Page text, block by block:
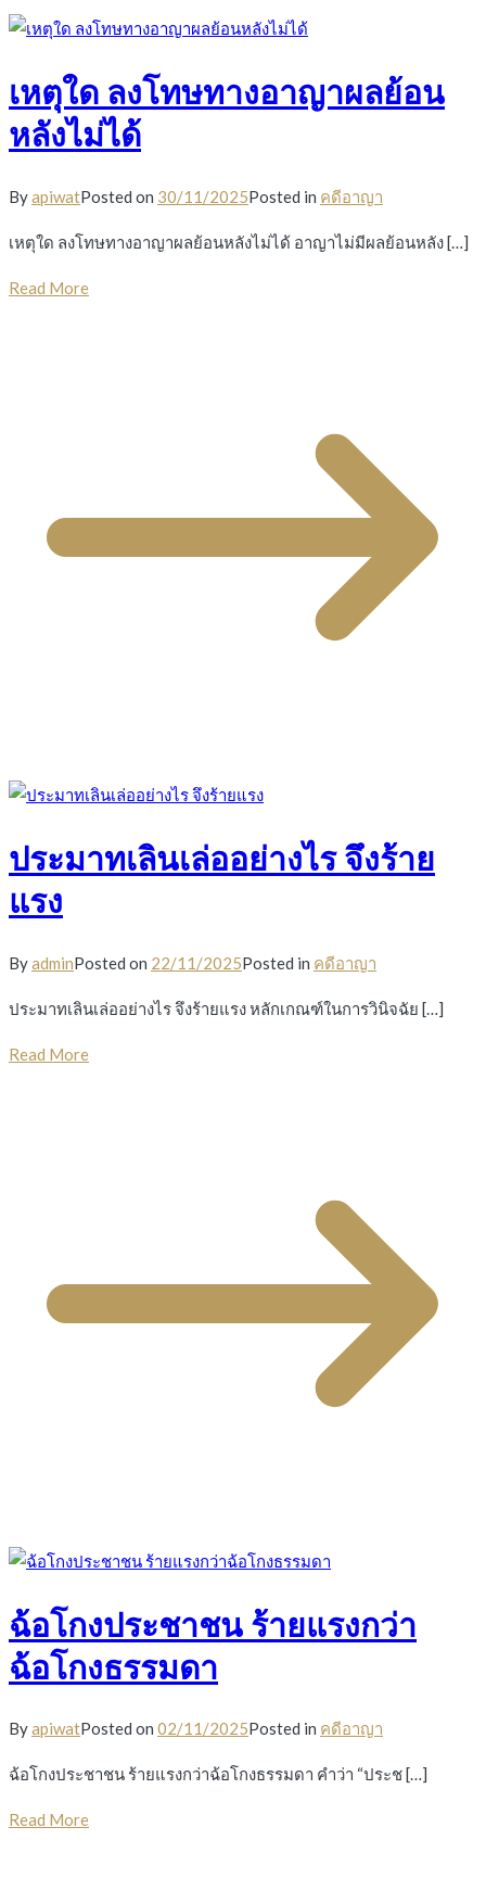
เหตุใด ลงโทษทางอาญาผลย้อน
หลังไม่ได้
ByapiwatPosted on 30/11/2025Posted in คดีอาญา
เหตุใด ลงโทษทางอาญาผลย้อนหลังไม่ได้ อาญาไม่มีผลย้อนหลัง […]
Read More
ประมาทเลินเล่ออย่างไร จึงร้าย
แรง
ByadminPosted on 22/11/2025Posted in คดีอาญา
ประมาทเลินเล่ออย่างไร จึงร้ายแรง หลักเกณฑ์ในการวินิจฉัย […]
Read More
ฉ้อโกงประชาชน ร้ายแรงกว่า
ฉ้อโกงธรรมดา
ByapiwatPosted on 02/11/2025Posted in คดีอาญา
ฉ้อโกงประชาชน ร้ายแรงกว่าฉ้อโกงธรรมดา คำว่า “ประช […]
Read More